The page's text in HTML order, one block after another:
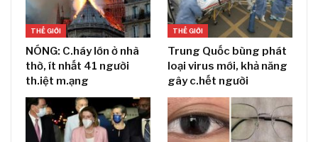
THẾ GIỚI
NÓNG: C.háy lớn ở nhà
thờ, ít nhất 41 người
th.iệt m.ạng
THẾ GIỚI
Trung Quốc bùng phát
loại virus mới, khả năng
gây c.hết người